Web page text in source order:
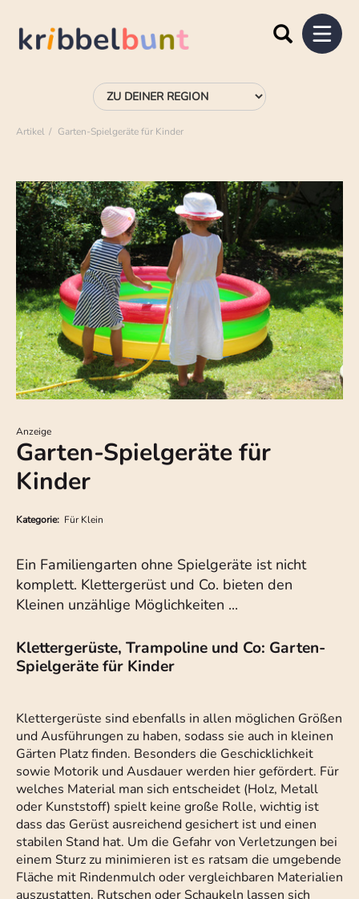
Artikel Garten-Spielgeräte für Kinder
Anzeige
Garten-Spielgeräte für
Kinder
Kategorie: Für Klein
Ein Familiengarten ohne Spielgeräte ist nicht
komplett. Klettergerüst und Co. bieten den
Kleinen unzählige Möglichkeiten ...
Klettergerüste, Trampoline und Co: Garten-
Spielgeräte für Kinder
Klettergerüste sind ebenfalls in allen möglichen Größen
und Ausführungen zu haben, sodass sie auch in kleinen
Gärten Platz finden. Besonders die Geschicklichkeit
sowie Motorik und Ausdauer werden hier gefördert. Für
welches Material man sich entscheidet (Holz, Metall
oder Kunststoff) spielt keine große Rolle, wichtig ist
dass das Gerüst ausreichend gesichert ist und einen
stabilen Stand hat. Um die Gefahr von Verletzungen bei
einem Sturz zu minimieren ist es ratsam die umgebende
Fläche mit Rindenmulch oder vergleichbaren Materialien
auszustatten. Rutschen oder Schaukeln lassen sich